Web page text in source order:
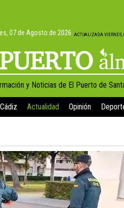
07 de Agosto de 2026 ACTUALIZADA
y Noticias de El Puerto de
Actualidad Opinión